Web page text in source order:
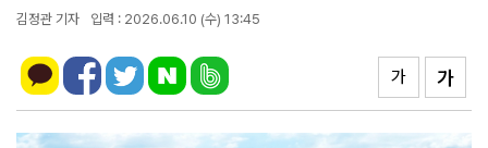
김정관 기자 입력 : 2026.06.10 (수) 13:45
가
가